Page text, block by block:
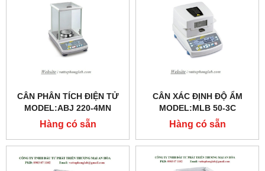
CÂN PHÂN TÍCH ĐIỆN TỬ
MODEL:ABJ 220-4MN
Hàng có sẵn
CÂN XÁC ĐỊNH ĐỘ ẨM
MODEL:MLB 50-3C
Hàng có sẵn